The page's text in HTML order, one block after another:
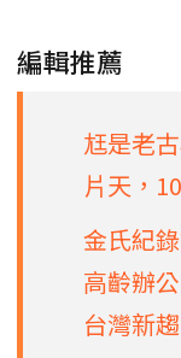
編輯推薦
尪是老
片天，
金氏紀
高齡辦
台灣新